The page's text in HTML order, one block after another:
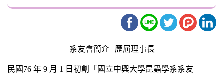
系友會簡介| 歷屆理事長
民國76 年 9 月 1 日初創「國立中興大學昆蟲學系系友